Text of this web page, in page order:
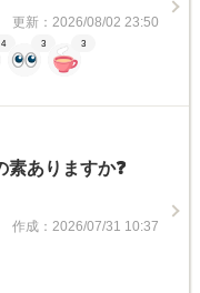
更新：2026/08/02 23:50
4 3 3
ありますか❓
作成：2026/07/31 10:37